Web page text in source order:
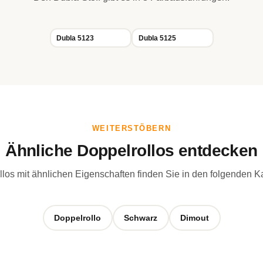
Dubla 5123 Dubla 5125
WEITERSTÖBERN
Ähnliche Doppelrollos entdecken
mit ähnlichen Eigenschaften finden Sie in den folgenden
Doppelrollo Schwarz Dimout